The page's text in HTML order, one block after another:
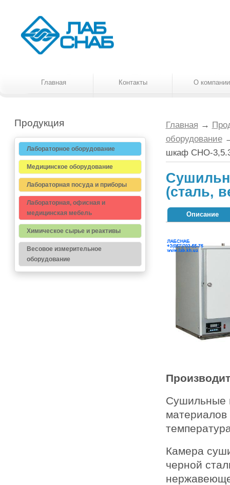
Главная Контакты О компании
Главная →
оборудование
шкаф СНО-
(сталь,
Описание
Сушильные
материалов
Камера
черной
Продукция
Лабораторное оборудование
Медицинское оборудование
Лабораторная посуда и приборы
Лабораторная, офисная и
медицинская мебель
Химическое сырье и реактивы
Весовое измерительное
оборудование